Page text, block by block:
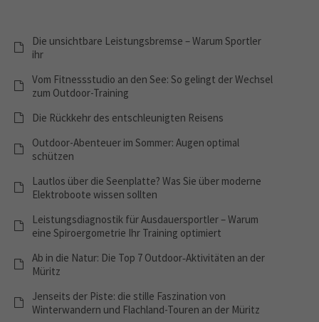
Die unsichtbare Leistungsbremse – Warum Sportler
ihr
Vom Fitnessstudio an den See: So gelingt der Wechsel
zum Outdoor-Training
Die Rückkehr des entschleunigten Reisens
Outdoor-Abenteuer im Sommer: Augen optimal
schützen
Lautlos über die Seenplatte? Was Sie über moderne
Elektroboote wissen sollten
Leistungsdiagnostik für Ausdauersportler – Warum
eine Spiroergometrie Ihr Training optimiert
Ab in die Natur: Die Top 7 Outdoor‑Aktivitäten an der
Müritz
Jenseits der Piste: die stille Faszination von
Winterwandern und Flachland-Touren an der Müritz